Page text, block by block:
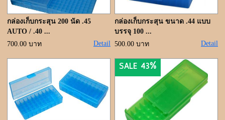
แจ้งชำระเงิน
ค้นหาสินค้า
ติดต่อเรา
กล่องเก็บกระสุน 200 นัด .45
AUTO / .40 ...
700.00 บาท
Detail
กล่องเก็บกระสุน ขนาด .44 แบบ
บรรจุ 100 ...
500.00 บาท
Detail
SALE 43%